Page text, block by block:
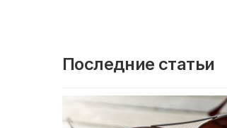
Последние статьи